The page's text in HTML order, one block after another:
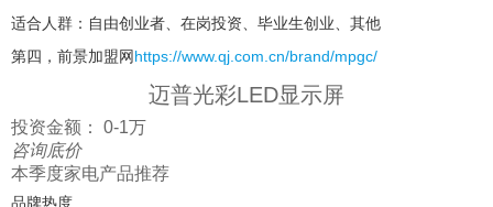
适合人群：自由创业者、在岗投资、毕业生创业、其他
第四，前景加盟网https://www.qj.com.cn/brand/mpgc/
迈普光彩LED显示屏
投资金额： 0-1万
咨询底价
本季度家电产品推荐
品牌热度